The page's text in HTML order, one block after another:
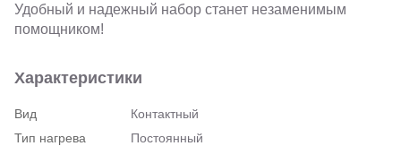
Удобный и надежный набор станет незаменимым
помощником!
Характеристики
Вид
Контактный
Тип нагрева
Постоянный